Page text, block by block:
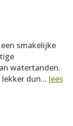
smakelijke
watertanden.
dun... lees